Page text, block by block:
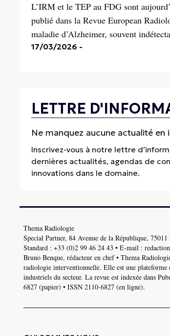
L’IRM et le TEP au FDG sont
publié dans la Revue European
maladie d’Alzheimer, souvent
17/03/2026 -
LETTRE
Ne manquez aucune actualité
Inscrivez-vous à notre lettre
dernières actualités, agendas de
innovations dans le domaine.
Thema Radiologie
Special Partner, 84 Avenue de la République, 75011
Standard : +33 (0)2 99 46 24 43 • E-mail :
Bruno Benque, rédacteur en chef • Thema
radiologie interventionnelle. Elle est une plateforme
industriels du secteur. La revue est indexée dans
6827 (papier) • ISSN 2110-6827 (en ligne).